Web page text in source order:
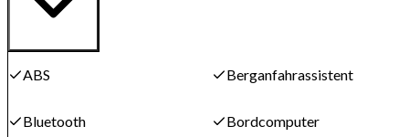
ABS Berganfahrassistent
Bluetooth Bordcomputer